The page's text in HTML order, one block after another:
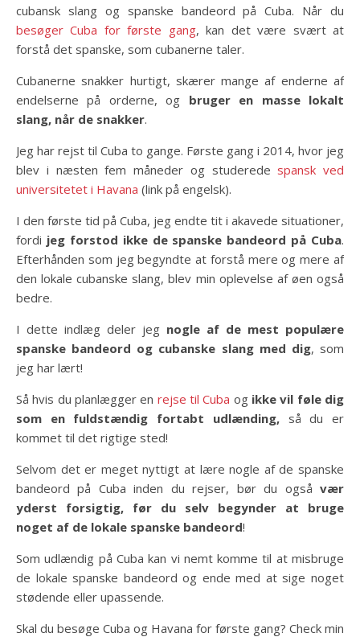
cubansk slang og spanske bandeord på Cuba. Når du
besøger Cuba for første gang, kan det være svært at
forstå det spanske, som cubanerne taler.
Cubanerne snakker hurtigt, skærer mange af enderne af
endelserne på orderne, og bruger en masse lokalt
slang, når de snakker.
Jeg har rejst til Cuba to gange. Første gang i 2014, hvor jeg
blev i næsten fem måneder og studeredespansk ved
universitetet i Havana (link på engelsk).
I den første tid på Cuba, jeg endte tit i akavede situationer,
fordi jeg forstod ikke de spanske bandeord på Cuba.
Efterhånden som jeg begyndte at forstå mere og mere af
den lokale cubanske slang, blev min oplevelse af øen også
bedre.
I dette indlæg deler jeg nogle af de mest populære
spanske bandeord og cubanske slang med dig, som
jeg har lært!
Så hvis du planlægger en rejse til Cuba og ikke vil føle dig
som en fuldstændig fortabt udlænding,så du er
kommet til det rigtige sted!
Selvom det er meget nyttigt at lære nogle af de spanske
bandeord på Cuba inden du rejser, bør du også vær
yderst forsigtig, før du selv begynder at bruge
noget af de lokale spanske bandeord!
Som udlændig på Cuba kan vi nemt komme til at misbruge
de lokale spanske bandeord og ende med at sige noget
stødende eller upassende.
Skal du besøge Cuba og Havana for første gang? Check min